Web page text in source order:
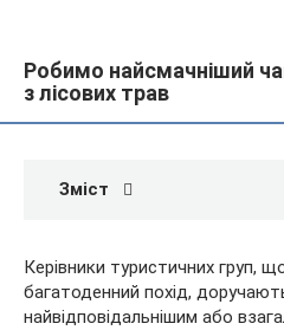
Робимо найсмачніший
з лісових трав
Зміст
Керівники туристичних груп,
багатоденний похід,
найвідповідальнішим або